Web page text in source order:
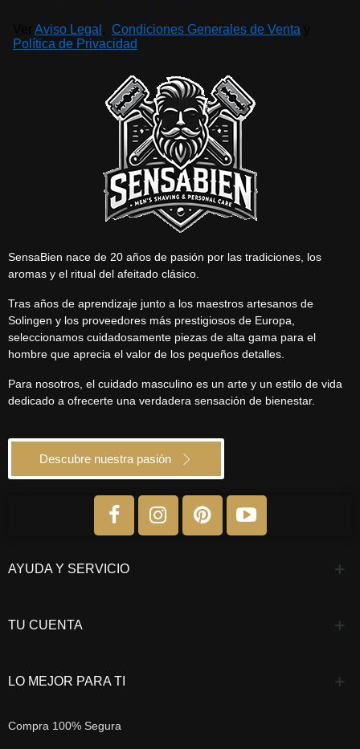
Aviso Legal Condiciones Generales de Venta
Política de Privacidad
SensaBien nace de 20 años de pasión por las tradiciones, los
aromas y el ritual del afeitado clásico.
Tras años de aprendizaje junto a los maestros artesanos de
Solingen y los proveedores más prestigiosos de Europa,
seleccionamos cuidadosamente piezas de alta gama para el
hombre que aprecia el valor de los pequeños detalles.
Para nosotros, el cuidado masculino es un arte y un estilo de vida
dedicado a ofrecerte una verdadera sensación de bienestar.
Descubre nuestra pasión
AYUDA Y SERVICIO
TU CUENTA
LO MEJOR PARA TI
Compra 100% Segura